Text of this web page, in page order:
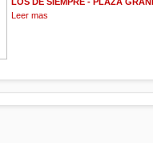
Leer mas